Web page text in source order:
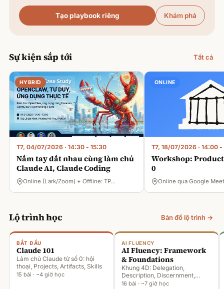
Tạo playbook riêng Khám phá
Sự kiện sắp tới Tất cả
HYBRID
T7, 04/07/2026 · 14:30 - 15:30
Nắm tay dắt nhau cùng làm chủ
Claude AI, Claude Coding
Online (Lark/Zoom) + Offline: TP…
ONLINE
T7, 18/07/2026 · 14:00 -
Workshop:
0
Online qua Google Meet
Lộ trình học Bản đồ lộ trình →
BẮT ĐẦU
Claude 101
Làm chủ Claude từ số 0: hội
thoại, Projects, Artifacts, Skills
15 bài · ~4 giờ học
AI FLUENCY
AI Fluency: Framework
& Foundations
Khung 4D: Delegation,
Description, Discernment,
Diligence
16 bài · ~7 giờ học